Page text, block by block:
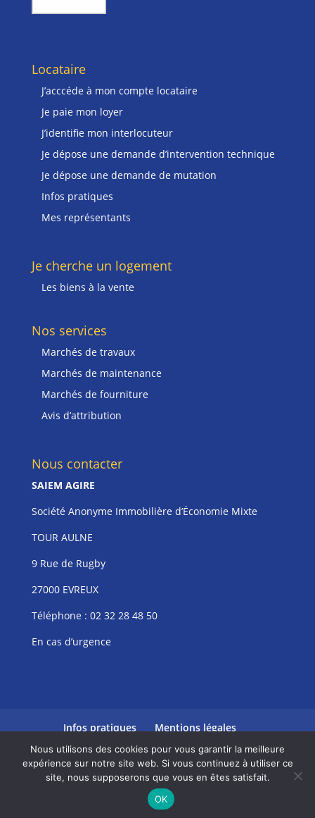
Locataire
J’acccéde à mon compte locataire
Je paie mon loyer
J’identifie mon interlocuteur
Je dépose une demande d’intervention technique
Je dépose une demande de mutation
Infos pratiques
Mes représentants
Je cherche un logement
Les biens à la vente
Nos services
Marchés de travaux
Marchés de maintenance
Marchés de fourniture
Avis d’attribution
Nous contacter
SAIEM AGIRE
Société Anonyme Immobilière d’Économie Mixte
TOUR AULNE
9 Rue de Rugby
27000 EVREUX
Téléphone : 02 32 28 48 50
En cas d’urgence
Infos pratiques
Mentions légales
Politique de confidentialité
MR4 Groupe - Agence de communication digitale -
Création de site internet
Nous utilisons des cookies pour vous garantir la meilleure
expérience sur notre site web. Si vous continuez à utiliser ce
site, nous supposerons que vous en êtes satisfait.
OK